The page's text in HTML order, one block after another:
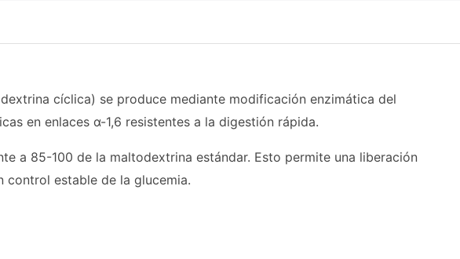
cíclica) se produce mediante modificación enzimática del
en enlaces α-1,6 resistentes a la digestión rápida.
a 85-100 de la maltodextrina estándar. Esto permite una liberación
control estable de la glucemia.